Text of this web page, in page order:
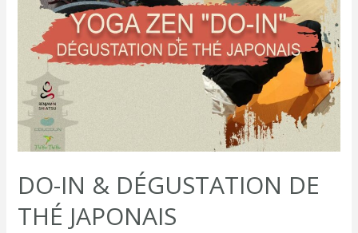
DO-IN & DÉGUSTATION DE
THÉ JAPONAIS